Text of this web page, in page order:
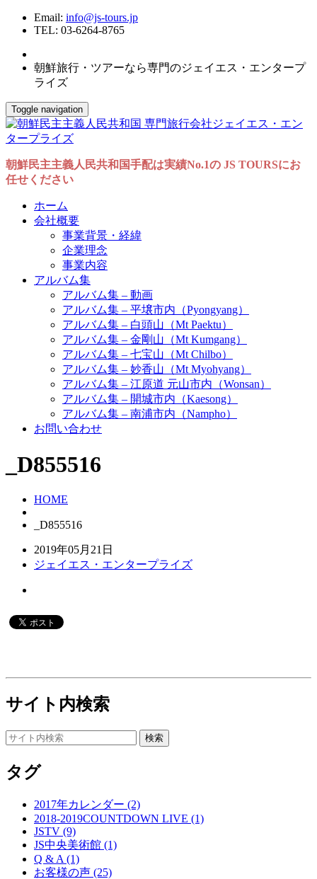
Email: info@js-tours.jp
TEL: 03-6264-8765
朝鮮旅行・ツアーなら専門のジェイエス・エンタープ
ライズ
Toggle navigation
朝鮮民主主義人民共和国手配は実績No.1の JS TOURSにお
任せください
ホーム
会社概要
事業背景・経緯
企業理念
事業内容
アルバム集
アルバム集 – 動画
アルバム集 – 平壌市内（Pyongyang）
アルバム集 – 白頭山（Mt Paektu）
アルバム集 – 金剛山（Mt Kumgang）
アルバム集 – 七宝山（Mt Chilbo）
アルバム集 – 妙香山（Mt Myohyang）
アルバム集 – 江原道 元山市内（Wonsan）
アルバム集 – 開城市内（Kaesong）
アルバム集 – 南浦市内（Nampho）
お問い合わせ
_D855516
HOME
_D855516
2019年05月21日
ジェイエス・エンタープライズ
サイト内検索
タグ
2017年カレンダー (2)
2018-2019COUNTDOWN LIVE (1)
JSTV (9)
JS中央美術館 (1)
Q & A (1)
お客様の声 (25)